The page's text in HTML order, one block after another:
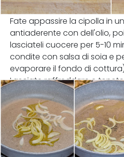
Fate appassire la cipolla in
antiaderente con dell'olio,
lasciateli cuocere per 5-10
condite con salsa di soia e
evaporare il fondo di
Lasciate raffreddare e